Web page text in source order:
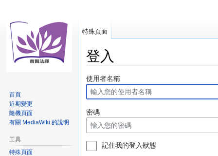
登入
跳
至
導
覽
跳
至
搜
尋
使用者名稱
密碼
記住我的登入狀態
特殊頁面
首頁
近期變更
隨機頁面
有關 MediaWiki 的說明
工具
特殊頁面